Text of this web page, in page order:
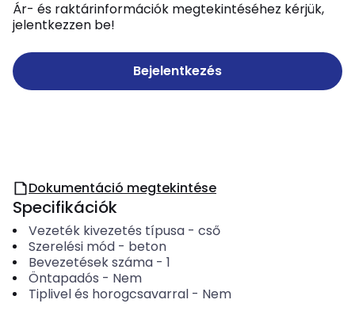
Ár- és raktárinformációk megtekintéséhez kérjük,
jelentkezzen be!
Bejelentkezés
Dokumentáció megtekintése
Specifikációk
Vezeték kivezetés típusa- cső
Szerelési mód- beton
Bevezetések száma- 1
Öntapadós - Nem
Tiplivel és horogcsavarral- Nem